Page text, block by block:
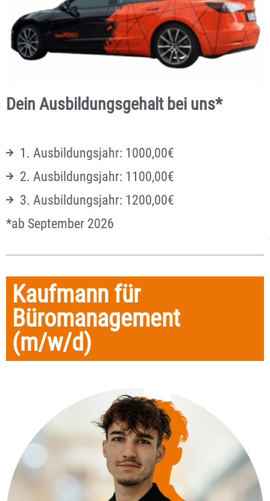
Dein Ausbildungsgehalt bei uns*
1. Ausbildungsjahr: 1000,00€
2. Ausbildungsjahr: 1100,00€
3. Ausbildungsjahr: 1200,00€
*ab September 2026
Kaufmann für
Büromanagement
(m/w/d)